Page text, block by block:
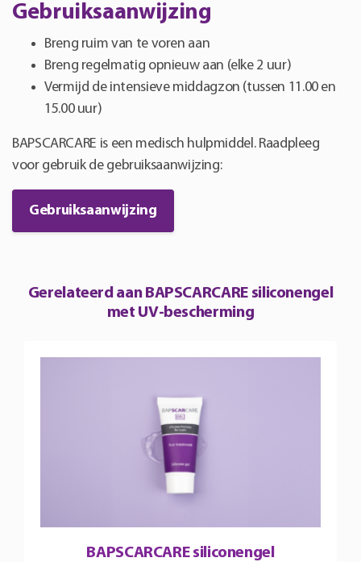
Gebruiksaanwijzing
Breng ruim van te voren aan
Breng regelmatig opnieuw aan (elke 2 uur)
Vermijd de intensieve middagzon (tussen 11.00 en
15.00 uur)
BAPSCARCARE is een medisch hulpmiddel. Raadpleeg
voor gebruik de gebruiksaanwijzing:
Gebruiksaanwijzing
Gerelateerd aan BAPSCARCARE siliconengel
met UV-bescherming
BAPSCARCARE siliconengel